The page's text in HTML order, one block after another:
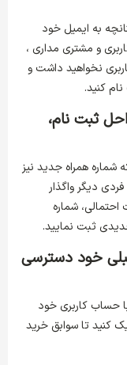
به ایمیل خود
و مشتری مداری ،
نخواهید داشت و
کنید.
ثبت نام،
شماره همراه جدید نیز
دیگر واگذار
شماره
ثبت نمایید.
خود دسترسی
حساب کاربری خود
کنید تا سوابق خرید